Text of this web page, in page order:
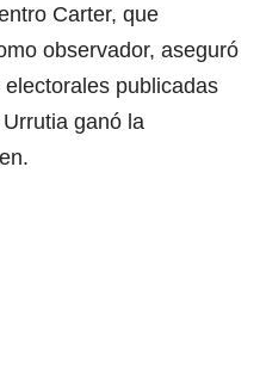
Carter, que
observador, aseguró
publicadas
ganó la